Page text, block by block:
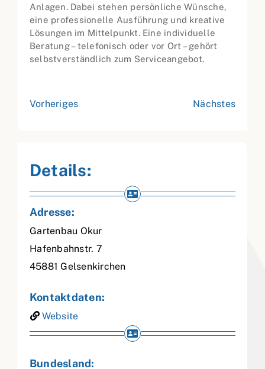
Anlagen. Dabei stehen persönliche Wünsche,
eine professionelle Ausführung und kreative
Lösungen im Mittelpunkt. Eine individuelle
Beratung – telefonisch oder vor Ort – gehört
selbstverständlich zum Serviceangebot.
Vorheriges Nächstes
Details:
Adresse:
Gartenbau Okur
Hafenbahnstr. 7
45881 Gelsenkirchen
Kontaktdaten:
Website
Bundesland: